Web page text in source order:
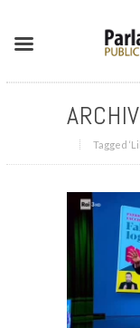
Tagged